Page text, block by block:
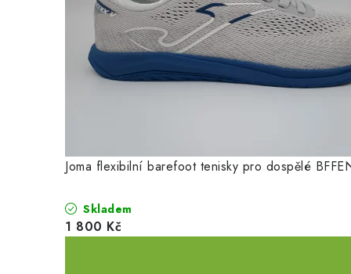
Joma flexibilní barefoot tenisky pro dospělé
Skladem
1 800 Kč